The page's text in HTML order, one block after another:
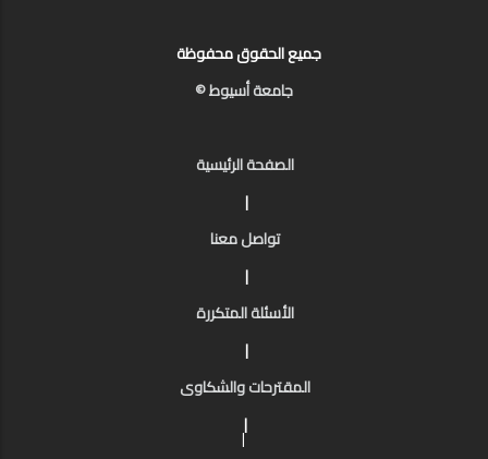
جميع الحقوق محفوظة
جامعة أسيوط ©
الصفحة الرئيسية
|
تواصل معنا
|
الأسئلة المتكررة
|
المقترحات والشكاوى
|
|